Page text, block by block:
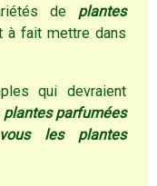
de plantes
à fait mettre dans
qui devraient
plantes parfumées
les plantes